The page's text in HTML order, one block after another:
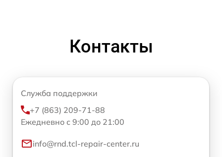
Контакты
Служба поддержки
+7 (863) 209-71-88
Ежедневно с 9:00 до 21:00
info@rnd.tcl-repair-center.ru